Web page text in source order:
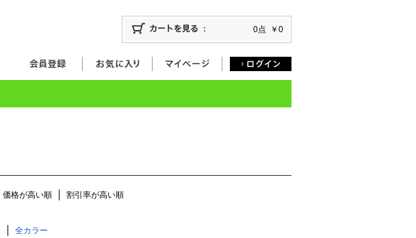
0点 ￥0
価格が高い順
割引率が高い順
全カラー